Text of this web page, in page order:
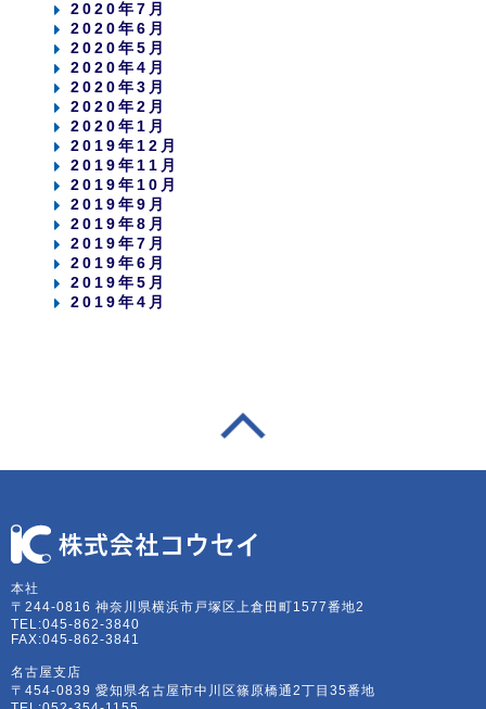
2020年7月
2020年6月
2020年5月
2020年4月
2020年3月
2020年2月
2020年1月
2019年12月
2019年11月
2019年10月
2019年9月
2019年8月
2019年7月
2019年6月
2019年5月
2019年4月
本社
〒244-0816 神奈川県横浜市戸塚区上倉田町1577番地2
TEL:045-862-3840
FAX:045-862-3841
名古屋支店
〒454-0839 愛知県名古屋市中川区篠原橋通2丁目35番地